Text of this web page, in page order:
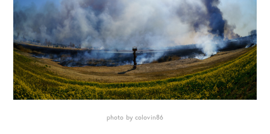
photo by colovin86